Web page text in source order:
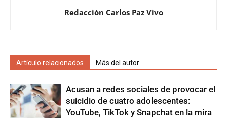
Redacción Carlos Paz Vivo
Artículo relacionados Más del autor
Acusan a redes sociales de provocar el
suicidio de cuatro adolescentes:
YouTube, TikTok y Snapchat en la mira